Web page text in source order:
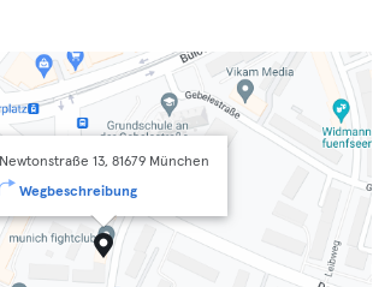
Newtonstraße 13, 81679 München
Wegbeschreibung